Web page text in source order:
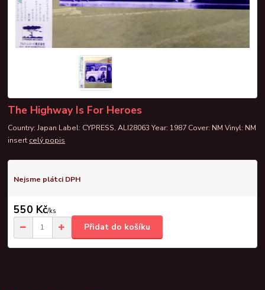
The Highway Is For Heroes
Country: Japan Label: CYPRESS, ALI28063 Year: 1987 Cover: NM Vinyl: NM
insert celý popis
Nejsme plátci DPH
550 Kč/ks
Přidat do košíku